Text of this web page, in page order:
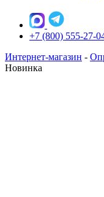
+7 (800) 555-27-
Интернет-магазин -
Новинка